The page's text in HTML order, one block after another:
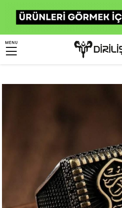
MENU
Erkek Gümüş Yüzük
Kenarları Zirkon Taşlı Nal-i Şerif Erkek Gümüş Yüzük